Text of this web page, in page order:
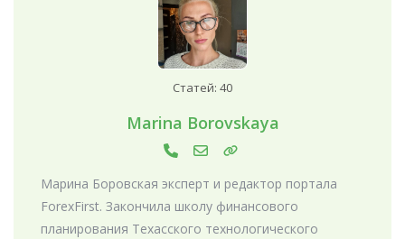
Статей: 40
Marina Borovskaya
Марина Боровская эксперт и редактор портала
ForexFirst. Закончила школу финансового
планирования Техасского технологического